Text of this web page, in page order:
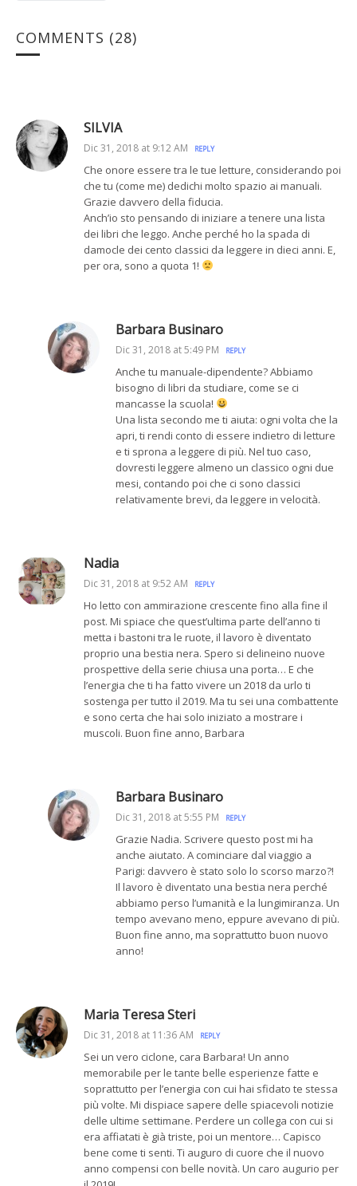
COMMENTS (28)
SILVIA
Dic 31, 2018 at 9:12 AM REPLY
Che onore essere tra le tue letture, considerando poi
che tu (come me) dedichi molto spazio ai manuali.
Grazie davvero della fiducia.
Anch’io sto pensando di iniziare a tenere una lista
dei libri che leggo. Anche perché ho la spada di
damocle dei cento classici da leggere in dieci anni. E,
per ora, sono a quota 1!
Barbara Businaro
Dic 31, 2018 at 5:49 PM REPLY
Anche tu manuale-dipendente? Abbiamo
bisogno di libri da studiare, come se ci
mancasse la scuola!
Una lista secondo me ti aiuta: ogni volta che la
apri, ti rendi conto di essere indietro di letture
e ti sprona a leggere di più. Nel tuo caso,
dovresti leggere almeno un classico ogni due
mesi, contando poi che ci sono classici
relativamente brevi, da leggere in velocità.
Nadia
Dic 31, 2018 at 9:52 AM REPLY
Ho letto con ammirazione crescente fino alla fine il
post. Mi spiace che quest’ultima parte dell’anno ti
metta i bastoni tra le ruote, il lavoro è diventato
proprio una bestia nera. Spero si delineino nuove
prospettive della serie chiusa una porta… E che
l’energia che ti ha fatto vivere un 2018 da urlo ti
sostenga per tutto il 2019. Ma tu sei una combattente
e sono certa che hai solo iniziato a mostrare i
muscoli. Buon fine anno, Barbara
Barbara Businaro
Dic 31, 2018 at 5:55 PM REPLY
Grazie Nadia. Scrivere questo post mi ha
anche aiutato. A cominciare dal viaggio a
Parigi: davvero è stato solo lo scorso marzo?!
Il lavoro è diventato una bestia nera perché
abbiamo perso l’umanità e la lungimiranza. Un
tempo avevano meno, eppure avevano di più.
Buon fine anno, ma soprattutto buon nuovo
anno!
Maria Teresa Steri
Dic 31, 2018 at 11:36 AM REPLY
Sei un vero ciclone, cara Barbara! Un anno
memorabile per le tante belle esperienze fatte e
soprattutto per l’energia con cui hai sfidato te stessa
più volte. Mi dispiace sapere delle spiacevoli notizie
delle ultime settimane. Perdere un collega con cui si
era affiatati è già triste, poi un mentore… Capisco
bene come ti senti. Ti auguro di cuore che il nuovo
anno compensi con belle novità. Un caro augurio per